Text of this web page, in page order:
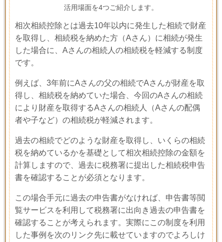
活用場面を4つご紹介します。
相次相続控除とは過去10年以内に発生した相続で財産
を取得し、相続税を納めた方（Aさん）に相続が発生
した場合に、 Aさんの相続人の相続税を軽減する制度
です。
例えば、 3年前にAさんの父の相続でAさんが財産を取
得し、相続税を納めていた場合、今回のAさんの相続
により財産を取得するAさんの相続人（Aさんの配偶
者や子など）の相続税が軽減されます。
過去の相続でどのような財産を取得し、いくらの相続
税を納めているかを基礎として相次相続控除の金額を
計算しますので、過去に税務署に提出した相続税申告
書を確認することが必須となります。
この場合手元に過去の申告書がなければ、申告書等閲
覧サービスを利用して税務署に出向き過去の申告書を
確認することが考えられます。実際にこの制度を利用
した事例を次のリンク先に載せていますのでよろしけ